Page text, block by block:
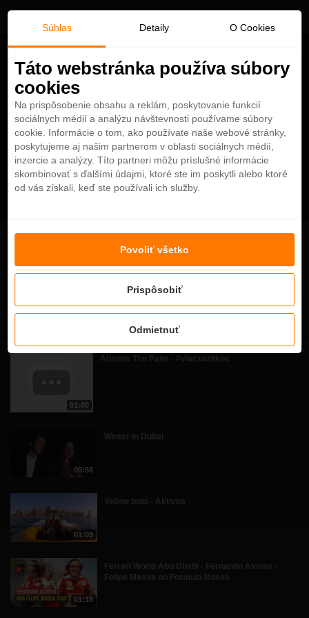
Open Water Party | Red Bull & Barasti 2016
01:00
Atlantis The Palm - #viaczazitkov
00:58
Winter in Dubai
01:09
Yellow boat - Aktivita
01:18
Ferrari World Abu Dhabi - Fernando Alonso -
Felipe Massa on Formula Rossa
Súhlas Detaily O Cookies
Táto webstránka používa súbory
cookies
Na prispôsobenie obsahu a reklám, poskytovanie funkcií
sociálnych médií a analýzu návštevnosti používame súbory
cookie. Informácie o tom, ako používate naše webové stránky,
poskytujeme aj našim partnerom v oblasti sociálnych médií,
inzercie a analýzy. Títo partneri môžu príslušné informácie
skombinovať s ďalšími údajmi, ktoré ste im poskytli alebo ktoré
od vás získali, keď ste používali ich služby.
Odmietnuť
Prispôsobiť
Povoliť všetko